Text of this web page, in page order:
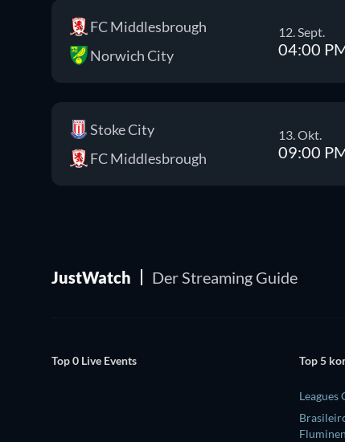
FC Middlesbrough
Norwich City
12. Sept.
04:00
Stoke City
FC Middlesbrough
13. Okt.
09:00
JustWatch Der Streaming Guide
Top 0 Live Events Top 5